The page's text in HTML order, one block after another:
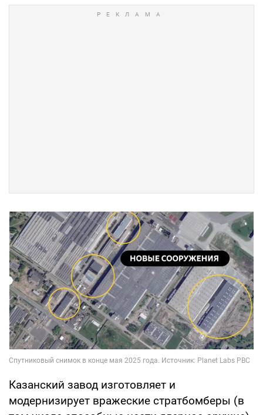
Казанский завод изготовляет и
модернизирует вражеские стратбомберы (в